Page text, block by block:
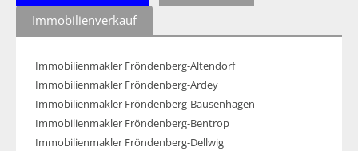
Immobilienverkauf
Immobilienmakler Fröndenberg-Altendorf
Immobilienmakler Fröndenberg-Ardey
Immobilienmakler Fröndenberg-Bausenhagen
Immobilienmakler Fröndenberg-Bentrop
Immobilienmakler Fröndenberg-Dellwig